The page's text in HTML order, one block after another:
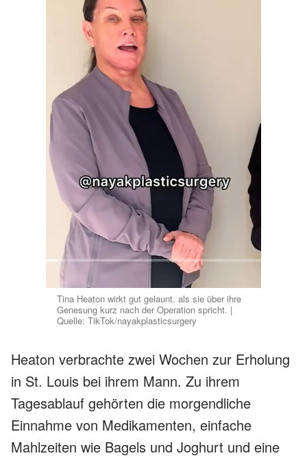
Tina Heaton wirkt gut gelaunt, als sie über ihre
Genesung kurz nach der Operation spricht. |
Quelle: TikTok/nayakplasticsurgery
Heaton verbrachte zwei Wochen zur Erholung
in St. Louis bei ihrem Mann. Zu ihrem
Tagesablauf gehörten die morgendliche
Einnahme von Medikamenten, einfache
Mahlzeiten wie Bagels und Joghurt und eine